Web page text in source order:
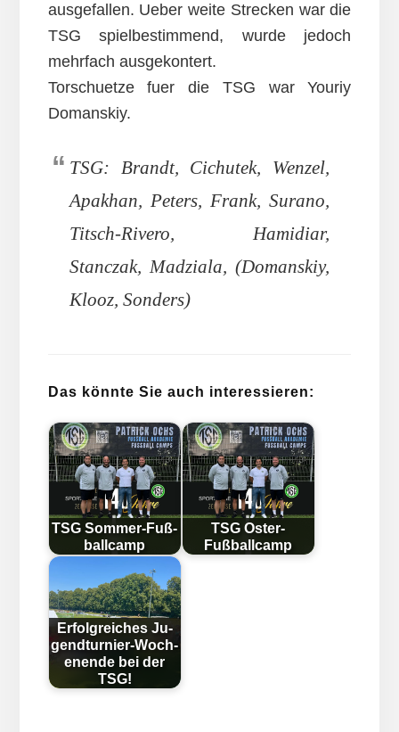
ausgefallen. Ueber weite Strecken war die
TSG spielbestimmend, wurde jedoch
mehrfach ausgekontert.
Torschuetze fuer die TSG war Youriy
Domanskiy.
TSG: Brandt, Cichutek, Wenzel,
Apakhan, Peters, Frank, Surano,
Titsch-Rivero, Hamidiar,
Stanczak, Madziala, (Domanskiy,
Klooz, Sonders)
Das könnte Sie auch interessieren:
TSG Som­mer-Fuß­
ball­camp
TSG Oster-
Fußballcamp
Erfolg­reich­es Ju­
gend­tur­nier-Woch­
en­en­de bei der
TSG!